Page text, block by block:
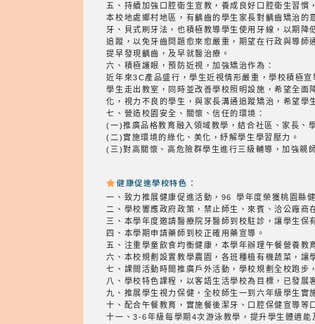
五、持續加強口腔衛生宣教，養成良好口腔衛生習慣
本校地處鄉村地區，有齲齒的學生家長對齲齒矯治
牙、貝式刷牙法，也積極教導學生使用牙線，以期
追蹤，以免牙齒問題愈來愈嚴重，期望在行政與導
提早發現齲齒，及早就醫治療。
六、積極護眼，預防近視，加強矯治作為：
近年來3C產品盛行，學生近視情形嚴重，學校積極
學生走出教室，同時並改善學校照明設施，希望全
化，視力不良的學生，與家長溝通追蹤矯治，希望學
七、營造校園安全、關懷、信任的環境：
(一)推廣品格教育融入領域教學，結合社區、家長、
(二)實施環境的綠化、美化，紓解學生學習壓力。
(三)對高關懷、高危險群學生進行三級輔導，加強親
健康促進學校特色：
一、致力推展健康促進活動，96 學年度榮獲桃園縣
二、學校響應政府政策，禁止師生、來賓、洽公廠
三、本學年度邀請醫療院牙醫師到校駐診，讓學生保
四、本學期申請藥師到校正確用藥宣導。
五、注重學童飲食均衡健康，本學年辦理午餐營養教
六、本校規劃設置教學農園，各班種植有機蔬菜，
七、課間活動時間推廣戶外活動，學校規劃全校跑
八、學校特色課程，以客語生活學校為目標，已發
九、推展學生視力保健，全校師生一到六年級學生
十、配合午餐教育，實施餐後潔牙、口腔保健宣導等
十一、3-6年級每學期4次游泳教學，提升學生體適能